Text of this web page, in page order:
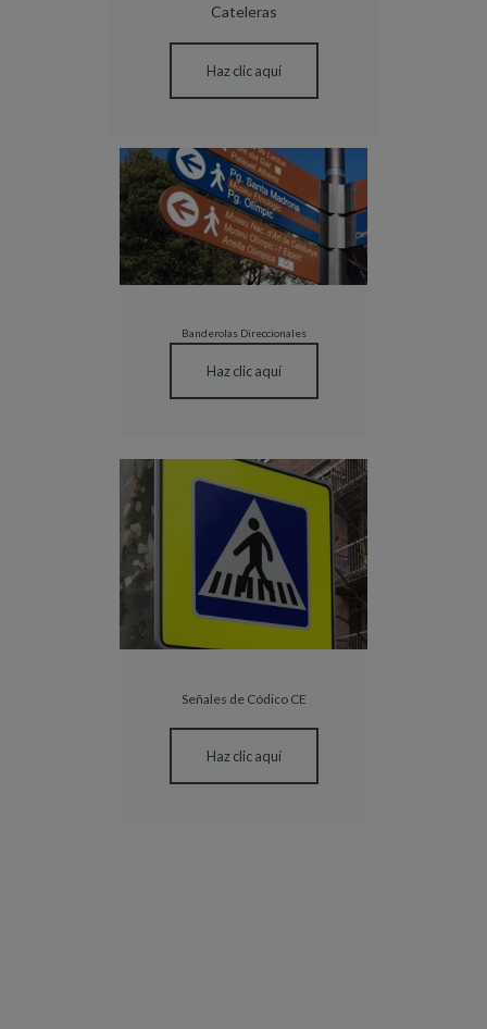
Cateleras
Haz clic aquí
Banderolas Direccionales
Haz clic aquí
Señales de Códico CE
Haz clic aquí